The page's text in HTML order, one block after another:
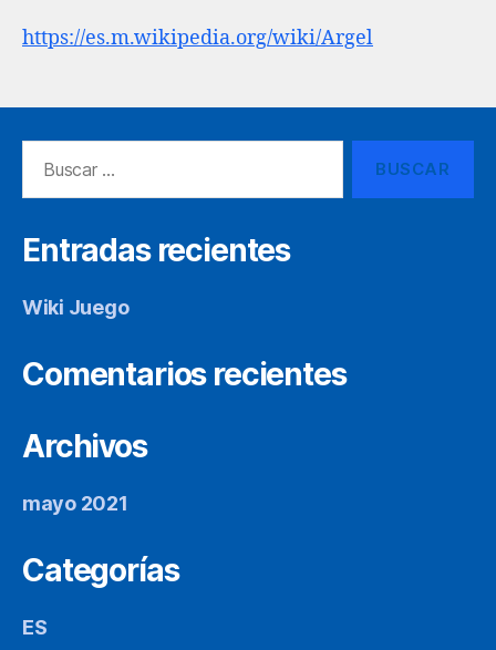
https://es.m.wikipedia.org/wiki/Argel
Entradas recientes
Wiki Juego
Comentarios recientes
Archivos
mayo 2021
Categorías
ES